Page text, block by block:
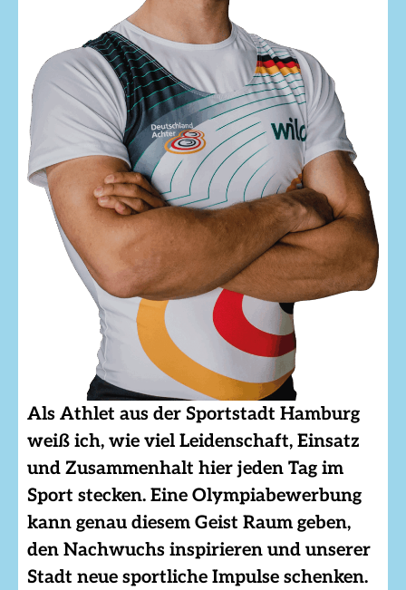
Als Athlet aus der Sportstadt Hamburg
weiß ich, wie viel Leidenschaft, Einsatz
und Zusammenhalt hier jeden Tag im
Sport stecken. Eine Olympiabewerbung
kann genau diesem Geist Raum geben,
den Nachwuchs inspirieren und unserer
Stadt neue sportliche Impulse schenken.